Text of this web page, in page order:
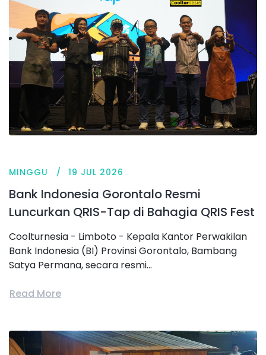
MINGGU 19 JUL 2026
Bank Indonesia Gorontalo Resmi
Luncurkan QRIS-Tap di Bahagia QRIS Fest
Coolturnesia - Limboto - Kepala Kantor Perwakilan
Bank Indonesia (BI) Provinsi Gorontalo, Bambang
Satya Permana, secara resmi...
Read More